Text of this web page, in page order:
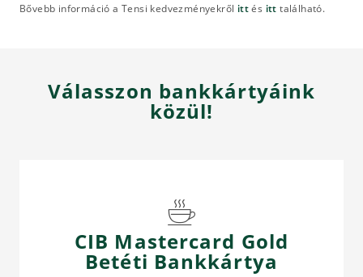
Bővebb információ a Tensi kedvezményekről ittés itt található.
Válasszon bankkártyáink
közül!
CIB Mastercard Gold
Betéti Bankkártya